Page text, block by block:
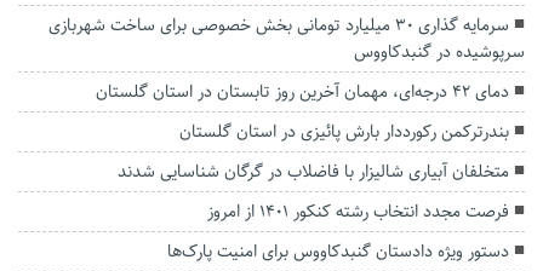
سرمایه گذاری 30 میلیارد تومانی بخش خصوصی برای ساخت شهربازی
سرپوشیده در گنبدکاووس
دمای ۴۲ درجه‌ای، مهمان آخرین روز تابستان در استان گلستان
بندرترکمن رکورددار بارش پائیزی در استان گلستان
متخلفان آبیاری شالیزار با فاضلاب در گرگان شناسایی شدند
فرصت مجدد انتخاب رشته کنکور ۱۴۰۱ از امروز
دستور ویژه دادستان گنبدکاووس برای امنیت پارک‌ها